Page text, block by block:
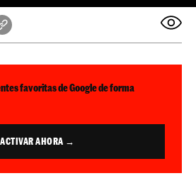
favoritas de Google de forma
ACTIVAR AHORA →